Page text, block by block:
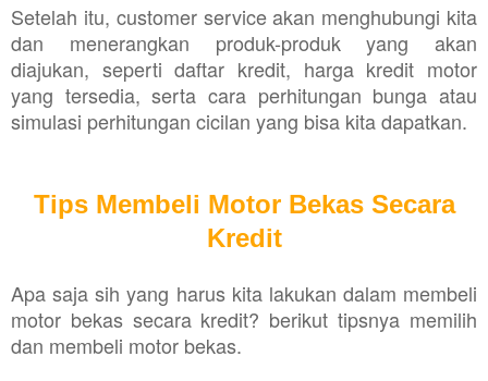
Setelah itu, customer service akan menghubungi kita
dan menerangkan produk-produk yang akan
diajukan, seperti daftar kredit, harga kredit motor
yang tersedia, serta cara perhitungan bunga atau
simulasi perhitungan cicilan yang bisa kita dapatkan.
Tips Membeli Motor Bekas Secara
Kredit
Apa saja sih yang harus kita lakukan dalam membeli
motor bekas secara kredit? berikut tipsnya memilih
dan membeli motor bekas.